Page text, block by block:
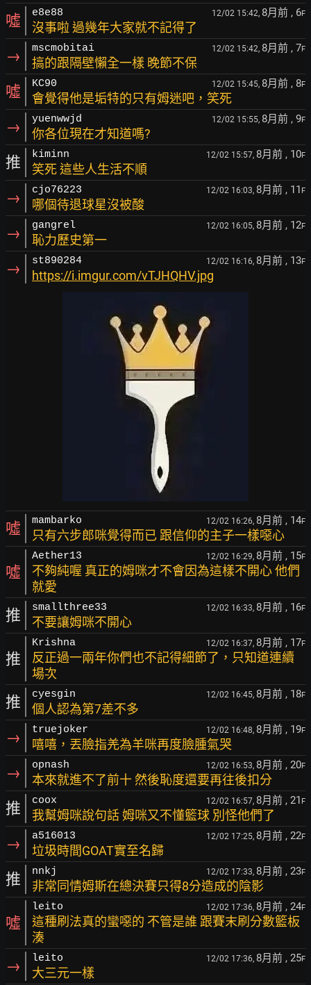
噓 e8e88 12/02 15:42, 8月前 , 6F
沒事啦 過幾年大家就不記得了
→ mscmobitai 12/02 15:42, 8月前 , 7F
搞的跟隔壁懶全一樣 晚節不保
噓 KC90 12/02 15:45, 8月前 , 8F
會覺得他是垢特的只有姆迷吧，笑死
→ yuenwwjd 12/02 15:55, 8月前 , 9F
你各位現在才知道嗎?
推 kiminn 12/02 15:57, 8月前 , 10F
笑死 這些人生活不順
→ cjo76223 12/02 16:03, 8月前 , 11 F
哪個待退球星沒被酸
→ gangrel 12/02 16:05, 8月前 , 12F
恥力歷史第一
→ st890284 12/02 16:16, 8月前 , 13F
https://i.imgur.com/vTJHQHV.jpg
噓 mambarko 12/02 16:26, 8月前 , 14F
只有六步郎咪覺得而已 跟信仰的主子一樣噁心
噓
Aether13 12/02 16:29, 8月前 , 15F
不夠純喔 真正的姆咪才不會因為這樣不開心 他們
就愛
推 smallthree33 12/02 16:33, 8月前 , 16F
不要讓姆咪不開心
推
Krishna 12/02 16:37, 8月前 , 17F
反正過一兩年你們也不記得細節了，只知道連續
場次
推 cyesgin 12/02 16:45, 8月前 , 18F
個人認為第7差不多
→ truejoker 12/02 16:48, 8月前 , 19F
嘻嘻，丟臉指羌為羊咪再度臉腫氣哭
→ opnash 12/02 16:53, 8月前 , 20F
本來就進不了前十 然後恥度還要再往後扣分
推 coox 12/02 16:57, 8月前 , 21 F
我幫姆咪說句話 姆咪又不懂籃球 別怪他們了
→ a516013 12/02 17:25, 8月前 , 22F
垃圾時間GOAT實至名歸
推 nnkj 12/02 17:33, 8月前 , 23F
非常同情姆斯在總決賽只得8分造成的陰影
噓
leito 12/02 17:36, 8月前 , 24F
這種刷法真的蠻噁的 不管是誰 跟賽末刷分數籃板
湊
→ leito 12/02 17:36, 8月前 , 25F
大三元一樣